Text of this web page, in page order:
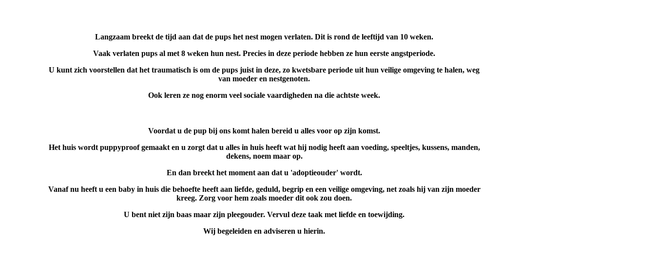
Langzaam breekt de tijd aan dat de pups het nest mogen verlaten. Dit is rond de leeftijd van 10 weken.
Vaak verlaten pups al met 8 weken hun nest. Precies in deze periode hebben ze hun eerste angstperiode.
U kunt zich voorstellen dat het traumatisch is om de pups juist in deze, zo kwetsbare periode uit hun veilige omgeving te halen, weg
van moeder en nestgenoten.
Ook leren ze nog enorm veel sociale vaardigheden na die achtste week.
Voordat u de pup bij ons komt halen bereid u alles voor op zijn komst.
Het huis wordt puppyproof gemaakt en u zorgt dat u alles in huis heeft wat hij nodig heeft aan voeding, speeltjes, kussens, manden,
dekens, noem maar op.
En dan breekt het moment aan dat u 'adoptieouder' wordt.
Vanaf nu heeft u een baby in huis die behoefte heeft aan liefde, geduld, begrip en een veilige omgeving, net zoals hij van zijn moeder
kreeg. Zorg voor hem zoals moeder dit ook zou doen.
U bent niet zijn baas maar zijn pleegouder. Vervul deze taak met liefde en toewijding.
Wij begeleiden en adviseren u hierin.